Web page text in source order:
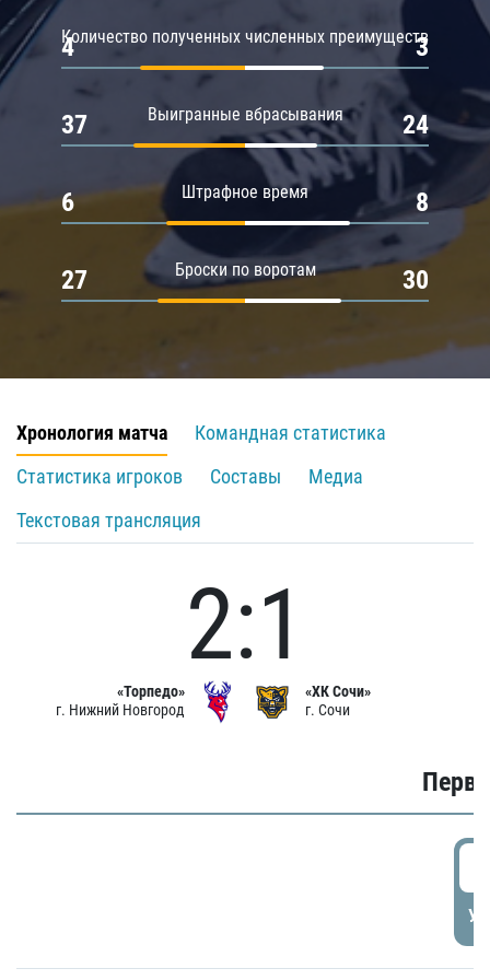
Количество полученных численных преимуществ
4 3
Выигранные вбрасывания
37 24
Штрафное время
6 8
Броски по воротам
27 30
Хронология матча
Командная статистика
Статистика игроков
Составы
Медиа
Текстовая трансляция
«Торпедо»
г. Нижний Новгород
2:1
«ХК Сочи»
г. Сочи